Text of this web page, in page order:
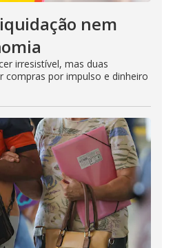
nem
irresistível, mas duas
compras por impulso e dinheiro